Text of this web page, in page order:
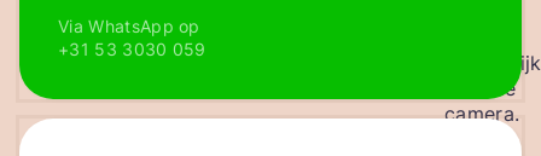
Via WhatsApp op
+31 53 3030 059